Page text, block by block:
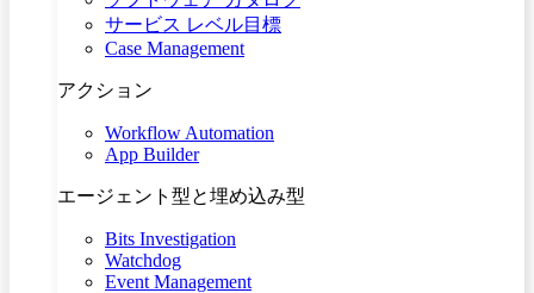
サービス レベル目標
Case Management
アクション
Workflow Automation
App Builder
エージェント型と埋め込み型
Bits Investigation
Watchdog
Event Management